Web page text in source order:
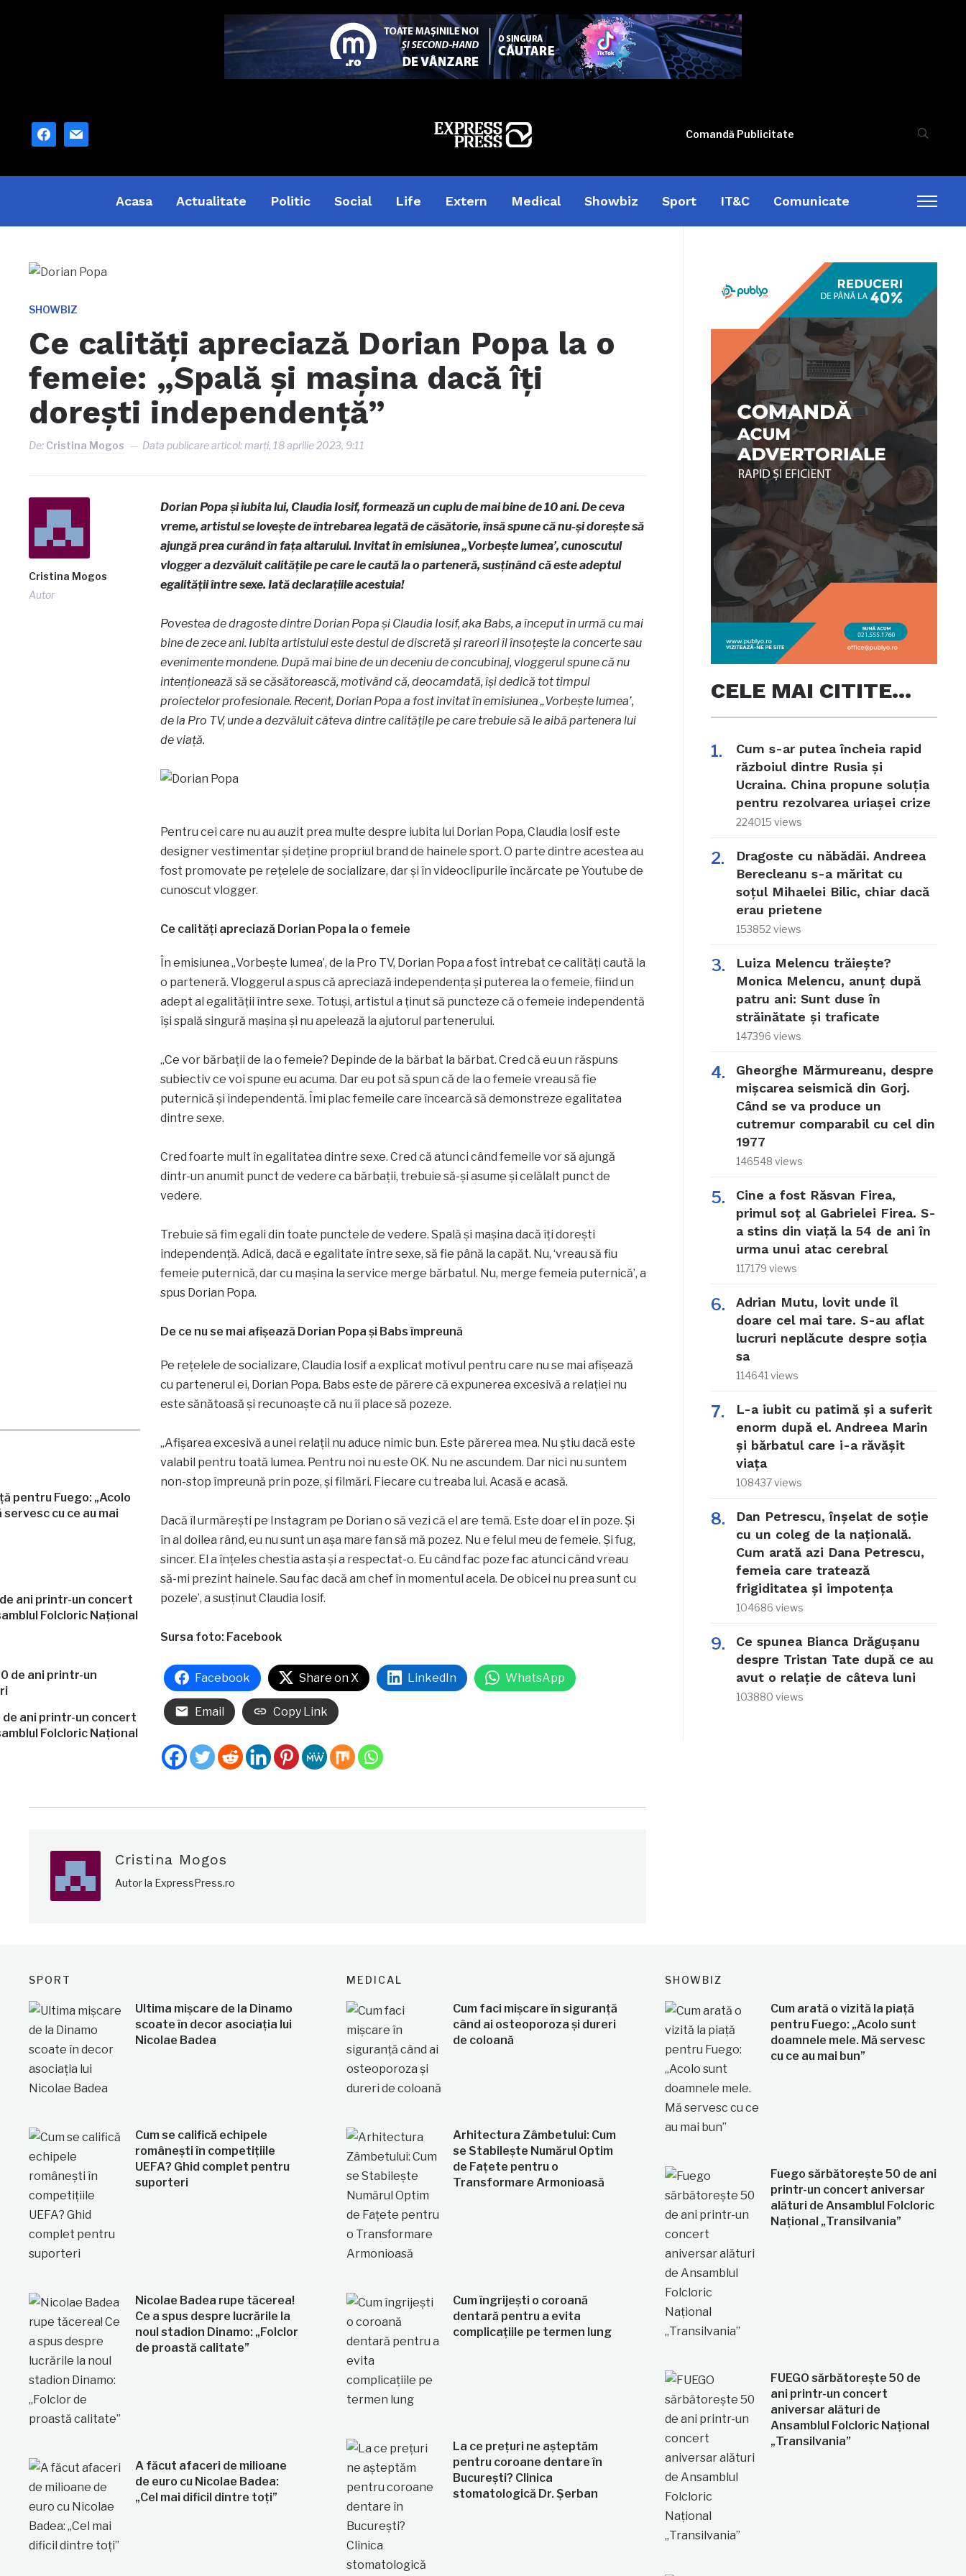
facebook
mail Comandă Publicitate
Acasa Actualitate Politic Social Life Extern Medical Showbiz Sport IT&C Comunicate
SHOWBIZ
Ce calități apreciază Dorian Popa la o
femeie: „Spală și mașina dacă îți
dorești independență”
De: Cristina Mogos Data publicare articol: marți, 18 aprilie 2023, 9:11
Cristina Mogos
Autor
pentru Fuego: „Acolo
cu ce au mai
ani printr-un concert
Folcloric Național
de ani printr-un concert
Folcloric Național
Dorian Popa și iubita lui, Claudia Iosif, formează un cuplu de mai bine de 10 ani. De ceva
vreme, artistul se lovește de întrebarea legată de căsătorie, însă spune că nu-și dorește să
ajungă prea curând în fața altarului. Invitat în emisiunea „Vorbește lumea’, cunoscutul
vlogger a dezvăluit calitățile pe care le caută la o parteneră, susținând că este adeptul
egalității între sexe. Iată declarațiile acestuia!
Povestea de dragoste dintre Dorian Popa și Claudia Iosif, aka Babs, a început în urmă cu mai
bine de zece ani. Iubita artistului este destul de discretă și rareori îl însoțește la concerte sau
evenimente mondene. După mai bine de un deceniu de concubinaj, vloggerul spune că nu
intenționează să se căsătorească, motivând că, deocamdată, își dedică tot timpul
proiectelor profesionale. Recent, Dorian Popa a fost invitat în emisiunea „Vorbește lumea’,
de la Pro TV, unde a dezvăluit câteva dintre calitățile pe care trebuie să le aibă partenera lui
de viață.
Pentru cei care nu au auzit prea multe despre iubita lui Dorian Popa, Claudia Iosif este
designer vestimentar și deține propriul brand de hainele sport. O parte dintre acestea au
fost promovate pe rețelele de socializare, dar și în videoclipurile încărcate pe Youtube de
cunoscut vlogger.
Ce calități apreciază Dorian Popa la o femeie
În emisiunea „Vorbește lumea’, de la Pro TV, Dorian Popa a fost întrebat ce calități caută la
o parteneră. Vloggerul a spus că apreciază independența și puterea la o femeie, fiind un
adept al egalității între sexe. Totuși, artistul a ținut să puncteze că o femeie independentă
își spală singură mașina și nu apelează la ajutorul partenerului.
„Ce vor bărbații de la o femeie? Depinde de la bărbat la bărbat. Cred că eu un răspuns
subiectiv ce voi spune eu acuma. Dar eu pot să spun că de la o femeie vreau să fie
puternică și independentă. Îmi plac femeile care încearcă să demonstreze egalitatea
dintre sexe.
Cred foarte mult în egalitatea dintre sexe. Cred că atunci când femeile vor să ajungă
dintr-un anumit punct de vedere ca bărbații, trebuie să-și asume și celălalt punct de
vedere.
Trebuie să fim egali din toate punctele de vedere. Spală și mașina dacă îți dorești
independență. Adică, dacă e egalitate între sexe, să fie până la capăt. Nu, ‘vreau să fiu
femeie puternică, dar cu mașina la service merge bărbatul. Nu, merge femeia puternică’, a
spus Dorian Popa.
De ce nu se mai afișează Dorian Popa și Babs împreună
Pe rețelele de socializare, Claudia Iosif a explicat motivul pentru care nu se mai afișează
cu partenerul ei, Dorian Popa. Babs este de părere că expunerea excesivă a relației nu
este sănătoasă și recunoaște că nu îi place să pozeze.
„Afișarea excesivă a unei relații nu aduce nimic bun. Este părerea mea. Nu știu dacă este
valabil pentru toată lumea. Pentru noi nu este OK. Nu ne ascundem. Dar nici nu suntem
non-stop împreună prin poze, și filmări. Fiecare cu treaba lui. Acasă e acasă.
Dacă îl urmărești pe Instagram pe Dorian o să vezi că el are temă. Este doar el în poze. Și
în al doilea rând, eu nu sunt un așa mare fan să mă pozez. Nu e felul meu de femeie. Și fug,
sincer. El a înțeles chestia asta și a respectat-o. Eu când fac poze fac atunci când vreau
să-mi prezint hainele. Sau fac dacă am chef în momentul acela. De obicei nu prea sunt cu
pozele’, a susținut Claudia Iosif.
Sursa foto: Facebook
Facebook Share on X LinkedIn WhatsApp
Email Copy Link
Cristina Mogos
Autor la ExpressPress.ro
CELE MAI CITITE…
Cum s-ar putea încheia rapid
războiul dintre Rusia și
Ucraina. China propune soluția
pentru rezolvarea uriașei crize
224015 views
Dragoste cu năbădăi. Andreea
Berecleanu s-a măritat cu
soțul Mihaelei Bilic, chiar dacă
erau prietene
153852 views
Luiza Melencu trăiește?
Monica Melencu, anunț după
patru ani: Sunt duse în
străinătate și traficate
147396 views
Gheorghe Mărmureanu, despre
mișcarea seismică din Gorj.
Când se va produce un
cutremur comparabil cu cel din
1977
146548 views
Cine a fost Răsvan Firea,
primul soț al Gabrielei Firea. S-
a stins din viață la 54 de ani în
urma unui atac cerebral
117179 views
Adrian Mutu, lovit unde îl
doare cel mai tare. S-au aflat
lucruri neplăcute despre soția
sa
114641 views
L-a iubit cu patimă și a suferit
enorm după el. Andreea Marin
și bărbatul care i-a răvășit
viața
108437 views
Dan Petrescu, înșelat de soție
cu un coleg de la națională.
Cum arată azi Dana Petrescu,
femeia care tratează
frigiditatea și impotența
104686 views
Ce spunea Bianca Drăgușanu
despre Tristan Tate după ce au
avut o relație de câteva luni
103880 views
SPORT
Ultima mișcare de la Dinamo
scoate în decor asociația lui
Nicolae Badea
Cum se califică echipele
românești în competițiile
UEFA? Ghid complet pentru
suporteri
Nicolae Badea rupe tăcerea!
Ce a spus despre lucrările la
noul stadion Dinamo: „Folclor
de proastă calitate”
A făcut afaceri de milioane
de euro cu Nicolae Badea:
„Cel mai dificil dintre toți”
MEDICAL
Cum faci mișcare în siguranță
când ai osteoporoza și dureri
de coloană
Arhitectura Zâmbetului: Cum
se Stabilește Numărul Optim
de Fațete pentru o
Transformare Armonioasă
Cum îngrijești o coroană
dentară pentru a evita
complicațiile pe termen lung
La ce prețuri ne așteptăm
pentru coroane dentare în
București? Clinica
stomatologică Dr. Șerban
SHOWBIZ
Cum arată o vizită la piață
pentru Fuego: „Acolo sunt
doamnele mele. Mă servesc
cu ce au mai bun”
Fuego sărbătorește 50 de ani
printr-un concert aniversar
alături de Ansamblul Folcloric
Național „Transilvania”
FUEGO sărbătorește 50 de
ani printr-un concert
aniversar alături de
Ansamblul Folcloric Național
„Transilvania”